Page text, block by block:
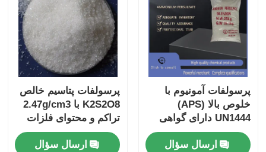
پرسولفات آمونیوم با
خلوص بالا (APS)
UN1444 دارای گواهی
ISO 9001، به راحتی در
آب محلول است، برای
ارسال سؤال
پرسولفات پتاسیم خالص
K2S2O8 با 2.47g/cm3
تراکم و محتوای فلزات
سنگین ≤5 ppm
گواهینامه ISO 9001ارسال سؤال